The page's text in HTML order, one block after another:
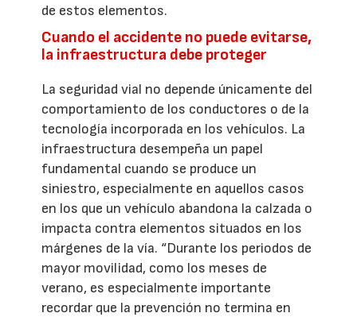
de estos elementos.
Cuando el accidente no puede evitarse,
la infraestructura debe proteger
La seguridad vial no depende únicamente del
comportamiento de los conductores o de la
tecnología incorporada en los vehículos. La
infraestructura desempeña un papel
fundamental cuando se produce un
siniestro, especialmente en aquellos casos
en los que un vehículo abandona la calzada o
impacta contra elementos situados en los
márgenes de la vía. “Durante los periodos de
mayor movilidad, como los meses de
verano, es especialmente importante
recordar que la prevención no termina en